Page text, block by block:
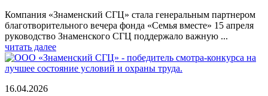
Компания «Знаменский СГЦ» стала генеральным партнером
благотворительного вечера фонда «Семья вместе» 15 апреля
руководство Знаменского СГЦ поддержало важную ...
читать далее
16.04.2026